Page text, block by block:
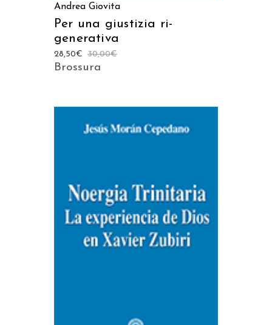
Andrea Giovita
Per una giustizia ri-
generativa
30,00€
28,50€
Brossura
AGGIUNGI AL CARRELLO